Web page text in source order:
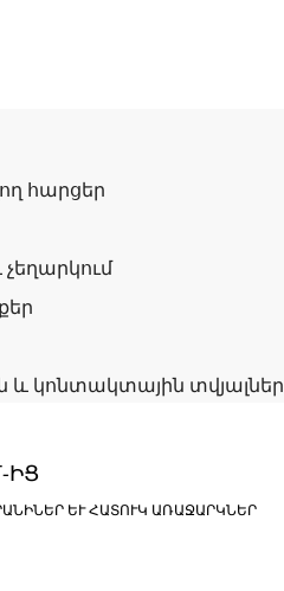
հարցեր
և կոնտակտային տվյալներ
ԻՑ
ԵՒ ՀԱՏՈՒԿ ԱՌԱՋԱՐԿՆԵՐ